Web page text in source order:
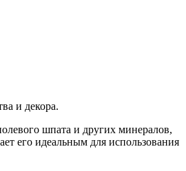
и декора.
шпата и других минералов,
его идеальным для использования